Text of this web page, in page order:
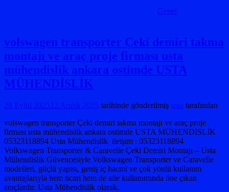
Genel
volswagen transporter Çeki demiri takma
montajı ve araç proje firması usta
mühendislik ankara ostimde USTA
MÜHENDİSLİK
28 Eylül 2025 12 Aralık 2025 tarihinde gönderilmiş usta tarafından
volswagen transporter Çeki demiri takma montajı ve araç proje
firması usta mühendislik ankara ostimde USTA MÜHENDİSLİK
05323118894 Usta Mühendislik iletşim : 05323118894
Volkswagen Transporter & Caravelle Çeki Demiri Montajı – Usta
Mühendislik Güvencesiyle Volkswagen Transporter ve Caravelle
modelleri, güçlü yapısı, geniş iç hacmi ve çok yönlü kullanım
avantajlarıyla hem ticari hem de aile kullanımında öne çıkan
araçlardır. Usta Mühendislik olarak,